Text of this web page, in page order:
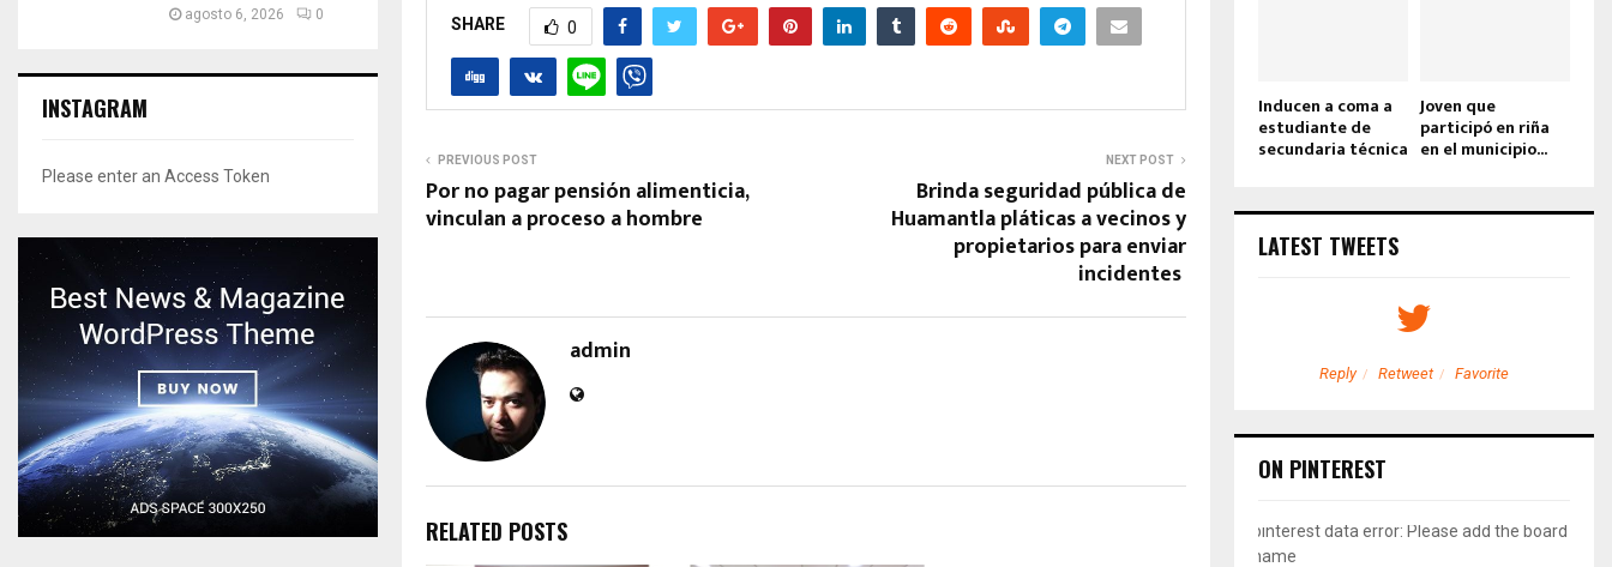
SHARE 0
PREVIOUS POST
Por no pagar pensión alimenticia,
vinculan a proceso a hombre
NEXT POST
Brinda seguridad pública de
Huamantla pláticas a vecinos y
propietarios para enviar
incidentes
admin
RELATED POSTS
agosto 6, 2026 0
INSTAGRAM
Please enter an Access Token
Inducen a coma a
estudiante de
secundaria técnica
Joven que
participó en riña
en el municipio...
LATEST TWEETS
Reply Retweet Favorite
ON PINTEREST
pinterest data error: Please add the board
name